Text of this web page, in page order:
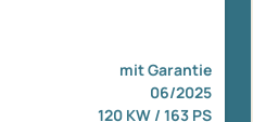
mit Garantie
06/2025
120 KW / 163 PS